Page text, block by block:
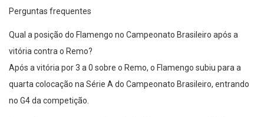
Perguntas frequentes
Qual a posição do Flamengo no Campeonato Brasileiro após a
vitória contra o Remo?
Após a vitória por 3 a 0 sobre o Remo, o Flamengo subiu para a
quarta colocação na Série A do Campeonato Brasileiro, entrando
no G4 da competição.